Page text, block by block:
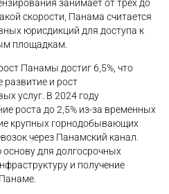
занимает от трех до
скорости, Панама считается
юрисдикций для доступа к
площадкам.
Панамы достиг 6,5%, что
развитие и рост
услуг​. В 2024 году
роста до 2,5% из-за временных
крупных горнодобывающих
через Панамский канал.
для долгосрочных
и получение